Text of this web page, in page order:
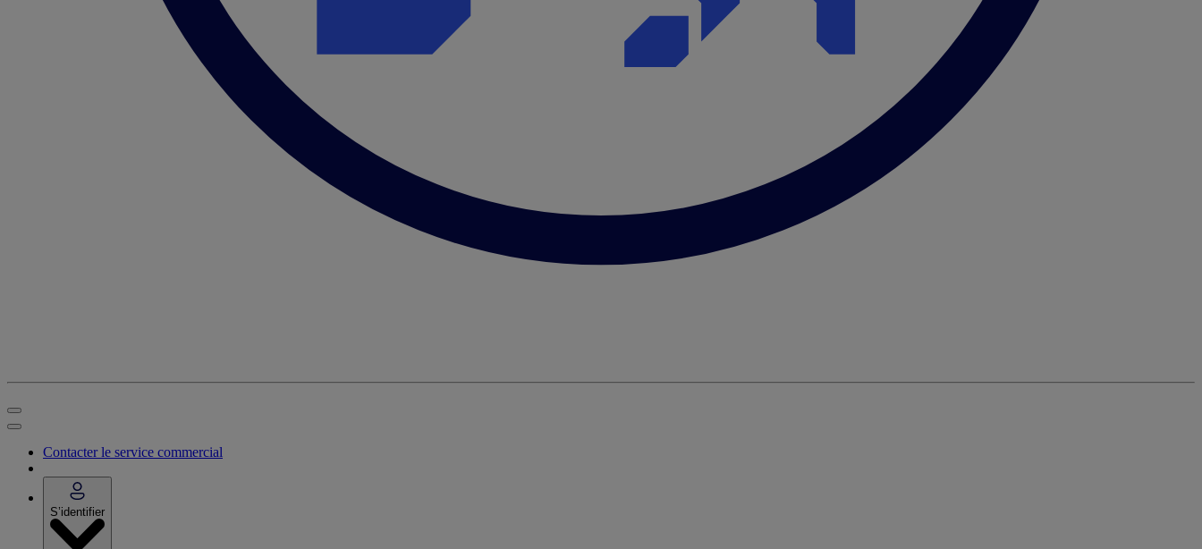
Contacter le service commercial
S’identifier